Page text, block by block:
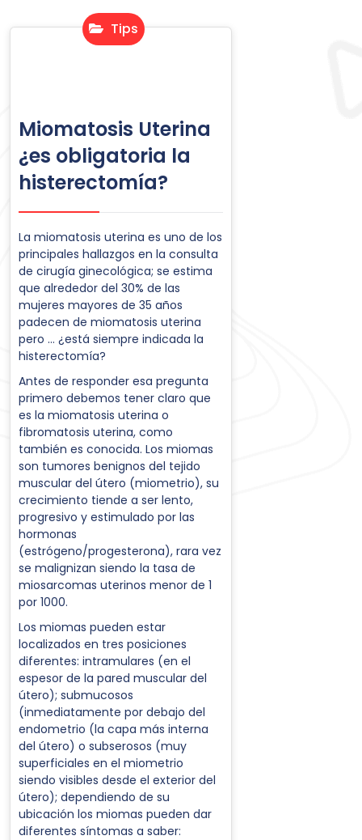
Tips
Miomatosis Uterina
¿es obligatoria la
histerectomía?
La miomatosis uterina es uno de los
principales hallazgos en la consulta
de cirugía ginecológica; se estima
que alrededor del 30% de las
mujeres mayores de 35 años
padecen de miomatosis uterina
pero … ¿está siempre indicada la
histerectomía?
Antes de responder esa pregunta
primero debemos tener claro que
es la miomatosis uterina o
fibromatosis uterina, como
también es conocida. Los miomas
son tumores benignos del tejido
muscular del útero (miometrio), su
crecimiento tiende a ser lento,
progresivo y estimulado por las
hormonas
(estrógeno/progesterona), rara vez
se malignizan siendo la tasa de
miosarcomas uterinos menor de 1
por 1000.
Los miomas pueden estar
localizados en tres posiciones
diferentes: intramulares (en el
espesor de la pared muscular del
útero); submucosos
(inmediatamente por debajo del
endometrio (la capa más interna
del útero) o subserosos (muy
superficiales en el miometrio
siendo visibles desde el exterior del
útero); dependiendo de su
ubicación los miomas pueden dar
diferentes síntomas a saber: